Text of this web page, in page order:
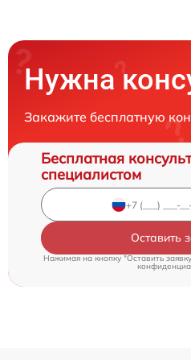
Нужна
Закажите бесплатную
Бесплатная
специалистом
Оставить
Нажимая на кнопку "Оставить